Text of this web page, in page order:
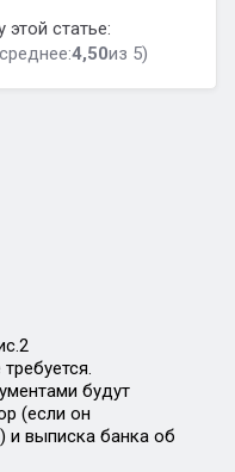
этой статье:
4,50из 5)
будут
(если он
и выписка банка об